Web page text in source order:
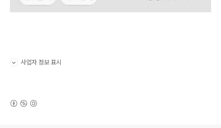
사업자 정보 표시